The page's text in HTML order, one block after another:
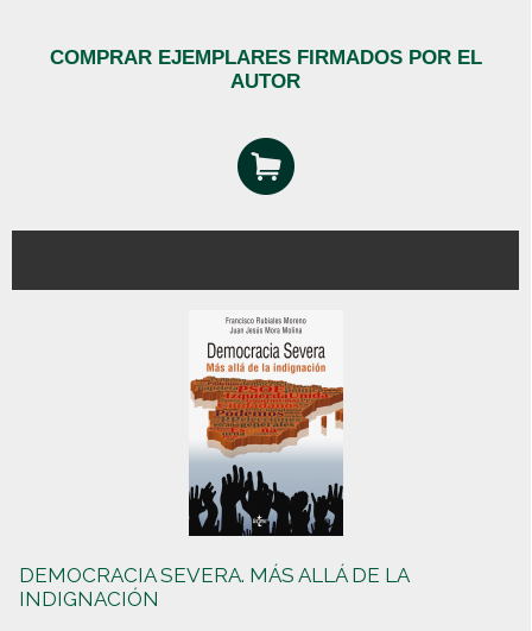
COMPRAR EJEMPLARES FIRMADOS POR EL
AUTOR
DEMOCRACIA SEVERA. MÁS ALLÁ DE LA
INDIGNACIÓN